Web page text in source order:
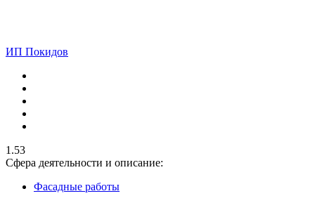
ИП Покидов
1.53
Сфера деятельности и описание:
Фасадные работы